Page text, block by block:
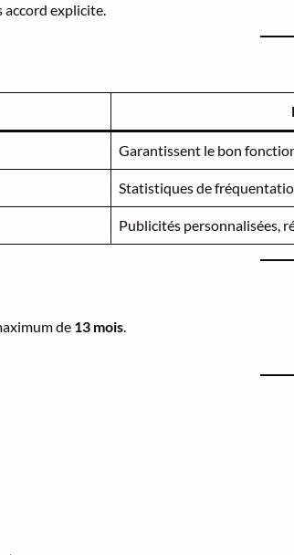
accord explicite.
Garantissent le bon
Statistiques de
Publicités personnalisées,
de 13 mois.